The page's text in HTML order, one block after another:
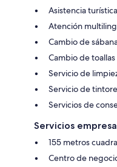
Asistencia
Atención
Cambio de
Cambio de
Servicio de
Servicio de
Servicios de
Servicios
155 metros
Centro de